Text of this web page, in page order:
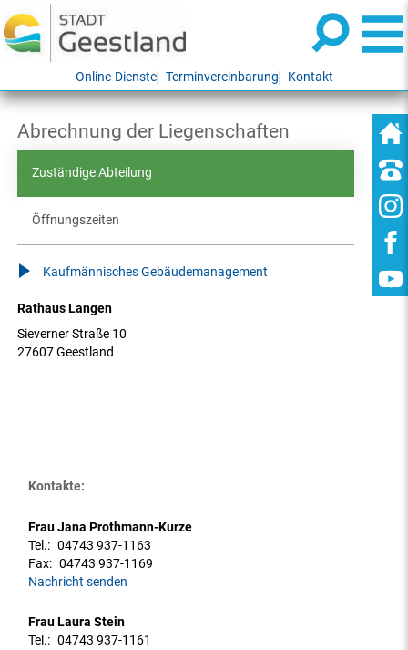
Online-Dienste Terminvereinbarung Kontakt
Abrechnung der Liegenschaften
Zuständige Abteilung
Öffnungszeiten
Kaufmännisches Gebäudemanagement
Rathaus Langen
Sieverner Straße 10
27607 Geestland
Kontakte:
Frau Jana Prothmann-Kurze
Tel.: 04743 937-1163
Fax: 04743 937-1169
Nachricht senden
Frau Laura Stein
Tel.: 04743 937-1161